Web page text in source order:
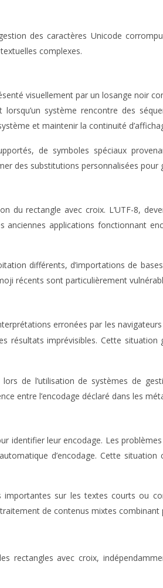
des caractères Unicode
complexes.
visuellement par un losange noir
système rencontre des
et maintenir la continuité
de symboles spéciaux
des substitutions personnalisées pour
du rectangle avec croix. L’UTF-8,
applications fonctionnant
différents, d’importations de
récents sont particulièrement
erronées par les
résultats imprévisibles. Cette
de l’utilisation de systèmes de
entre l’encodage déclaré dans les
identifier leur encodage. Les
d’encodage. Cette situation
sur les textes courts ou
de contenus mixtes
avec croix,